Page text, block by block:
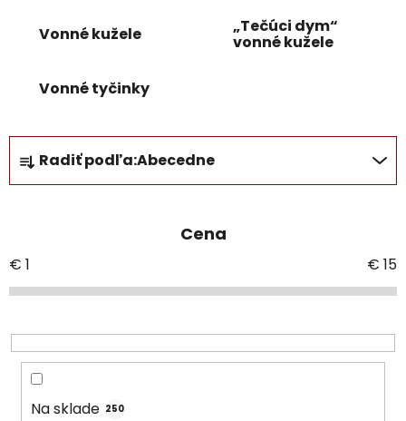
Vonné kužele „Tečúci dym“
vonné kužele
Vonné tyčinky
R
a
d
i
e
r
o
Radiť podľa:Abecedne
Cena
€ 1 € 15
Na sklade 250